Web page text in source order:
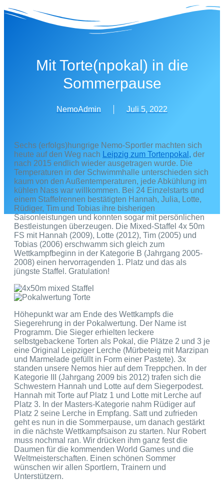
Zum
Inhalt
Mit Torte(npokal) in die
Sommerpause
NemoAdmin Juli 5, 2022
Sechs (erfolgs)hungrige Nemo-Sportler machten sich
heute auf den Weg nach
Leipzig zum Tortenpokal, der
nach 2015 endlich wieder ausgetragen wurde. Die
Temperaturen in der Schwimmhalle unterschieden sich
kaum von den Außentemperaturen, jede Abkühlung im
kühlen Nass war willkommen. Bei 24 Einzelstarts und
einem Staffelrennen bestätigten Hannah, Julia, Lotte,
Rüdiger, Tim und Tobias ihre bisherigen
Saisonleistungen und konnten sogar mit persönlichen
Bestleistungen überzeugen. Die Mixed-Staffel 4x 50m
FS mit Hannah (2009), Lotte (2012), Tim (2005) und
Tobias (2006) erschwamm sich gleich zum
Wettkampfbeginn in der Kategorie B (Jahrgang 2005-
2008) einen hervorragenden 1. Platz und das als
jüngste Staffel. Gratulation!
Höhepunkt war am Ende des Wettkampfs die
Siegerehrung in der Pokalwertung. Der Name ist
Programm. Die Sieger erhielten leckere
selbstgebackene Torten als Pokal, die Plätze 2 und 3 je
eine Original Leipziger Lerche (Mürbeteig mit Marzipan
und Marmelade gefüllt in Form einer Pastete). 3x
standen unsere Nemos hier auf dem Treppchen. In der
Kategorie III (Jahrgang 2009 bis 2012) trafen sich die
Schwestern Hannah und Lotte auf dem Siegerpodest.
Hannah mit Torte auf Platz 1 und Lotte mit Lerche auf
Platz 3. In der Masters-Kategorie nahm Rüdiger auf
Platz 2 seine Lerche in Empfang. Satt und zufrieden
geht es nun in die Sommerpause, um danach gestärkt
in die nächste Wettkampfsaison zu starten. Nur Robert
muss nochmal ran. Wir drücken ihm ganz fest die
Daumen für die kommenden World Games und die
Weltmeisterschaften. Einen schönen Sommer
wünschen wir allen Sportlern, Trainern und
Unterstützern.